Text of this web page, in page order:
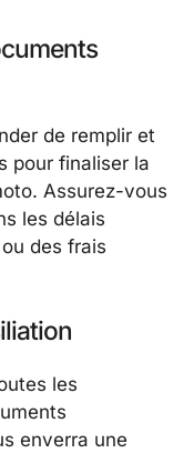
de remplir et
pour finaliser la
Assurez-vous
les délais
des frais
les
enverra une